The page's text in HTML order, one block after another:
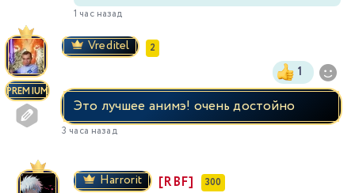
1 час назад
PREMIUM
Vreditel 2
1
Это лучшее анимэ! очень достойно
3 часа назад
Harrorit [RBF] 300